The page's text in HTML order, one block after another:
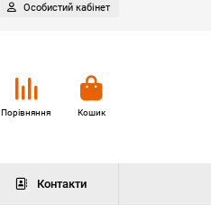
Особистий кабінет
Порівняння Кошик
Контакти